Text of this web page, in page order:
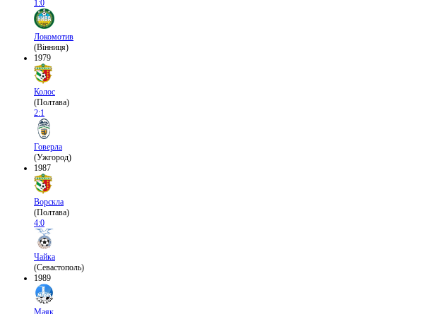
1:0
Локомотив
(Вінниця)
1979
Колос
(Полтава)
2:1
Говерла
(Ужгород)
1987
Ворскла
(Полтава)
4:0
Чайка
(Севастополь)
1989
Маяк